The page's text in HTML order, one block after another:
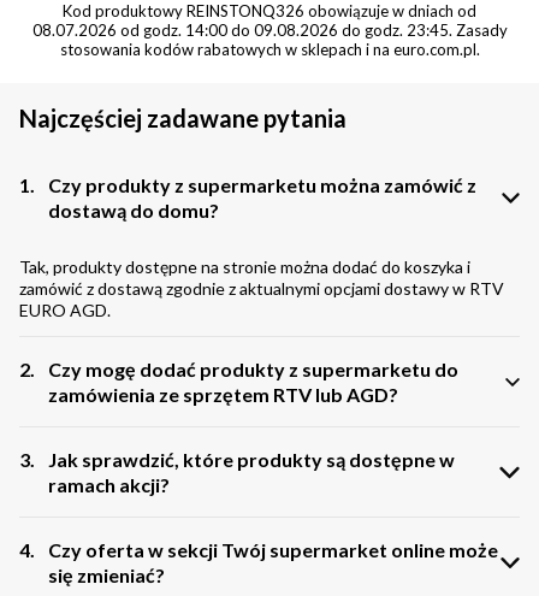
Kod produktowy REINSTONQ326 obowiązuje w dniach od
08.07.2026 od godz. 14:00 do 09.08.2026 do godz. 23:45. Zasady
stosowania kodów rabatowych w sklepach i na euro.com.pl.
Najczęściej zadawane pytania
1.
Czy produkty z supermarketu można zamówić z
dostawą do domu?
Tak, produkty dostępne na stronie można dodać do koszyka i
zamówić z dostawą zgodnie z aktualnymi opcjami dostawy w RTV
EURO AGD.
2.
Czy mogę dodać produkty z supermarketu do
zamówienia ze sprzętem RTV lub AGD?
Tak, produkty codziennego użytku można dodać do koszyka razem
z innymi zakupami, np. sprzętem AGD, elektroniką lub akcesoriami.
3.
Jak sprawdzić, które produkty są dostępne w
ramach akcji?
Aktualnie dostępne produkty znajdziesz bezpośrednio na stronie
akcji. Oferta może się zmieniać, dlatego warto sprawdzać
dostępność produktów na bieżąco.
4.
Czy oferta w sekcji Twój supermarket online może
się zmieniać?